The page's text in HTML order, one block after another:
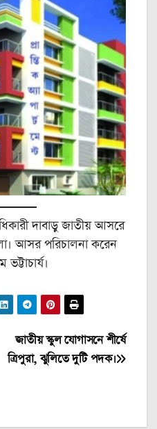
দাবাড়ু জাতীয় আসরে
আসর পরিচালনা করেন
জাতীয় স্কুল যোগাসনে শীর্ষে
ত্রিপুরা, ঝুলিতে দুটি পদক।